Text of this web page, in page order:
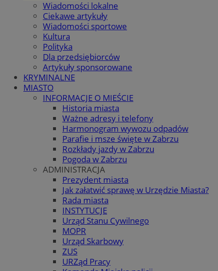
Wiadomości lokalne
Ciekawe artykuły
Wiadomości sportowe
Kultura
Polityka
Dla przedsiębiorców
Artykuły sponsorowane
KRYMINALNE
MIASTO
INFORMACJE O MIEŚCIE
Historia miasta
Ważne adresy i telefony
Harmonogram wywozu odpadów
Parafie i msze święte w Zabrzu
Rozkłady jazdy w Zabrzu
Pogoda w Zabrzu
ADMINISTRACJA
Prezydent miasta
Jak załatwić sprawę w Urzędzie Miasta?
Rada miasta
INSTYTUCJE
Urząd Stanu Cywilnego
MOPR
Urząd Skarbowy
ZUS
URZąd Pracy